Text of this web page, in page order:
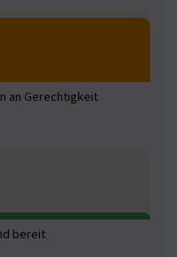
an Gerechtigkeit
bereit